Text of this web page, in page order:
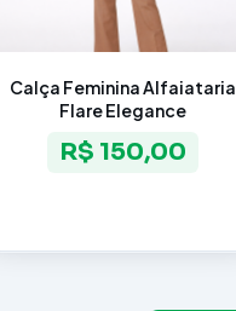
Calça Feminina Alfaiataria
Flare Elegance
R$ 150,00